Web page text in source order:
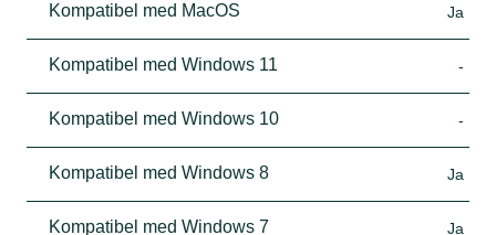
Kompatibel med MacOS Ja
Kompatibel med Windows 11 -
Kompatibel med Windows 10 -
Kompatibel med Windows 8 Ja
Kompatibel med Windows 7 Ja